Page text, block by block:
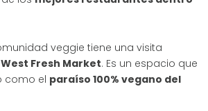
veggie tiene una visita
Fresh Market. Es un espacio que
como el paraíso 100% vegano del